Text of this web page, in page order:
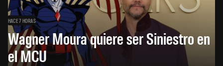
HACE 7 HORAS
Wagner Moura quiere ser Siniestro en
el MCU